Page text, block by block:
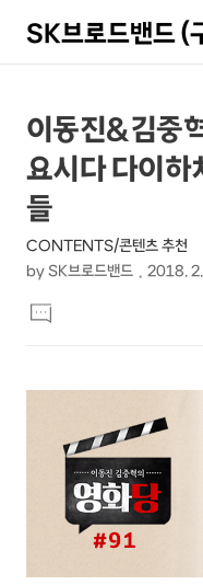
SK브로드밴드 (
상
세
컨
텐
츠
본
문
제
목
이동진&김중
요시다 다이하
들
CONTENTS/콘텐츠 추천
by SK브로드밴드 2018.
문
댓
글